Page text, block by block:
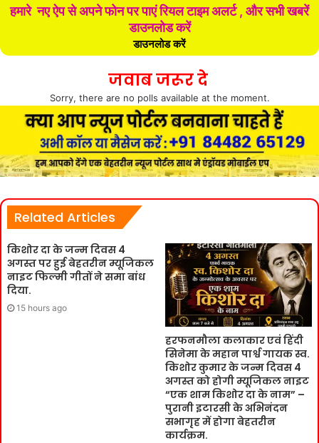
हमारे नए ऐप से अपने फोन पर पाएं रियल टाइम अलर्ट , और सभी खबरें
डाउनलोड करें
डाउनलोड करें
जवाब जरूर दे
Sorry, there are no polls available at the moment.
Related Articles
किशोर दा के जन्म दिवस 4
अगस्त पर हुई बेहतरीन म्यूजिकल
नाइट फिल्मी गीतों ने समा बांध
दिया.
15 hours ago
हरफनमौला कलाकार एवं हिंदी
सिनेमा के महान पार्श्व गायक स्व.
किशोर कुमार के जन्म दिवस 4
अगस्त को होगी म्यूजिकल नाइट
“एक शाम किशोर दा के नाम” –
पुरानी इटारसी के अभिनंदन
सभागृह में होगा बेहतरीन
कार्यक्रम.